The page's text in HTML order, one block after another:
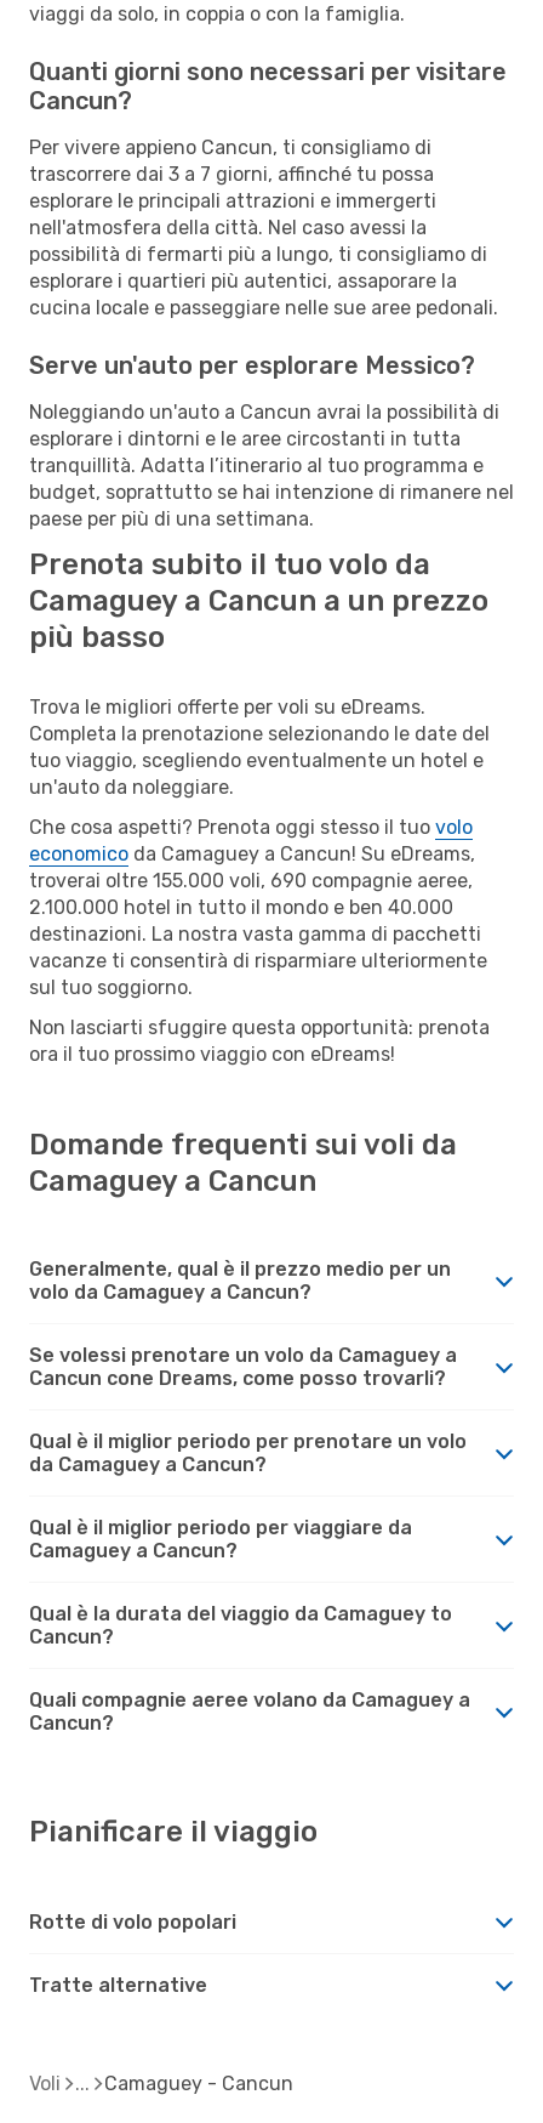
viaggi da solo, in coppia o con la famiglia.
Quanti giorni sono necessari per visitare
Cancun?
Per vivere appieno Cancun, ti consigliamo di
trascorrere dai 3 a 7 giorni, affinché tu possa
esplorare le principali attrazioni e immergerti
nell'atmosfera della città. Nel caso avessi la
possibilità di fermarti più a lungo, ti consigliamo di
esplorare i quartieri più autentici, assaporare la
cucina locale e passeggiare nelle sue aree pedonali.
Serve un'auto per esplorare Messico?
Noleggiando un'auto a Cancun avrai la possibilità di
esplorare i dintorni e le aree circostanti in tutta
tranquillità. Adatta l’itinerario al tuo programma e
budget, soprattutto se hai intenzione di rimanere nel
paese per più di una settimana.
Prenota subito il tuo volo da
Camaguey a Cancun a un prezzo
più basso
Trova le migliori offerte per voli su eDreams.
Completa la prenotazione selezionando le date del
tuo viaggio, scegliendo eventualmente un hotel e
un'auto da noleggiare.
Che cosa aspetti? Prenota oggi stesso il tuo volo
economico da Camaguey a Cancun! Su eDreams,
troverai oltre 155.000 voli, 690 compagnie aeree,
2.100.000 hotel in tutto il mondo e ben 40.000
destinazioni. La nostra vasta gamma di pacchetti
vacanze ti consentirà di risparmiare ulteriormente
sul tuo soggiorno.
Non lasciarti sfuggire questa opportunità: prenota
ora il tuo prossimo viaggio con eDreams!
Domande frequenti sui voli da
Camaguey a Cancun
Generalmente, qual è il prezzo medio per un
volo da Camaguey a Cancun?
Se volessi prenotare un volo da Camaguey a
Cancun cone Dreams, come posso trovarli?
Qual è il miglior periodo per prenotare un volo
da Camaguey a Cancun?
Qual è il miglior periodo per viaggiare da
Camaguey a Cancun?
Qual è la durata del viaggio da Camaguey to
Cancun?
Quali compagnie aeree volano da Camaguey a
Cancun?
Pianificare il viaggio
Rotte di volo popolari
Tratte alternative
Voli Camaguey - Cancun